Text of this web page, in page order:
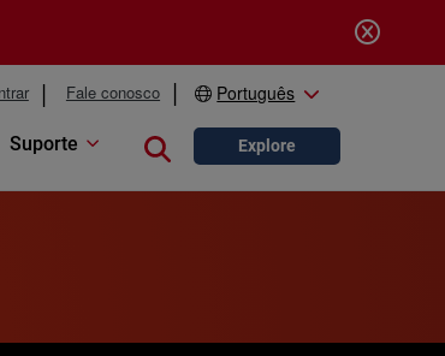
Fale conosco Português
Suporte Close search
Explore